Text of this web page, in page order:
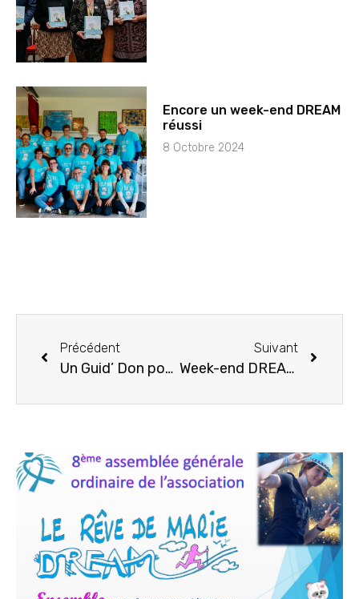
Encore un week-end DREAM
réussi
8 Octobre 2024
Précédent
Un Guid’ Don pour l’espoir, direction Madrid
Suivant
Week-end DREAM dans la Drôme, avec 6 jeunes